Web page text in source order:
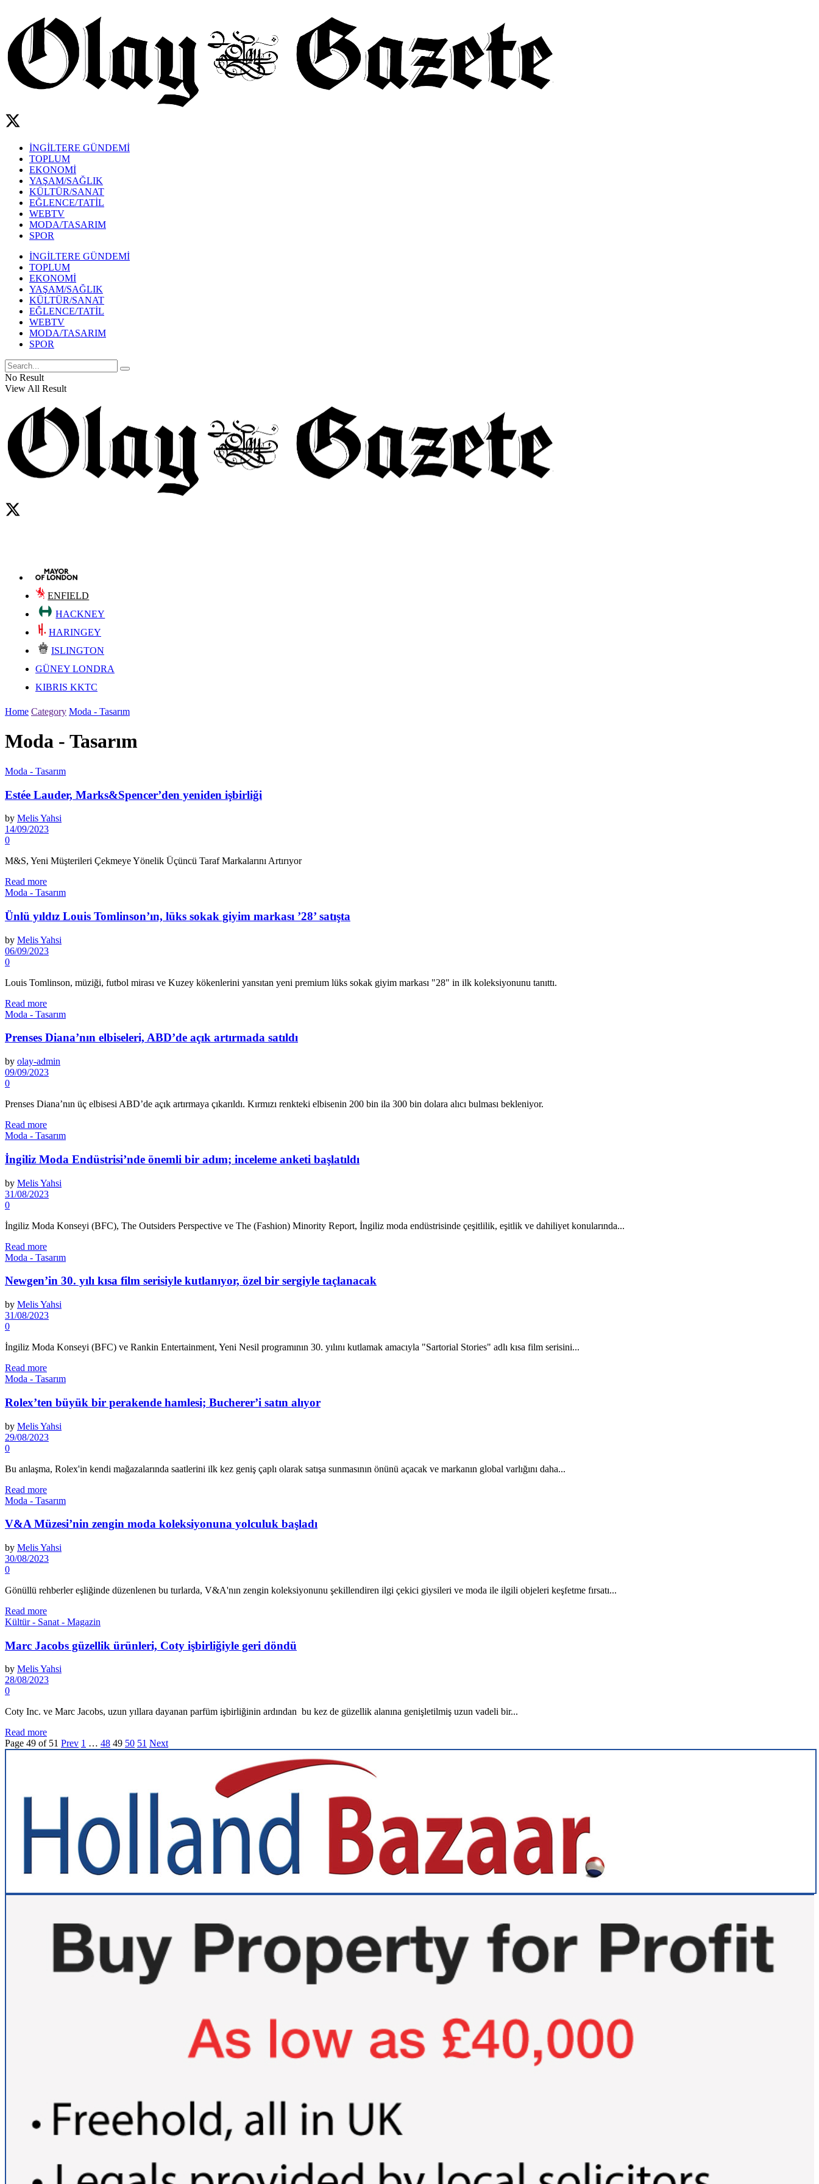
İNGİLTERE GÜNDEMİ
TOPLUM
EKONOMİ
YAŞAM/SAĞLIK
KÜLTÜR/SANAT
EĞLENCE/TATİL
WEBTV
MODA/TASARIM
SPOR
İNGİLTERE GÜNDEMİ
TOPLUM
EKONOMİ
YAŞAM/SAĞLIK
KÜLTÜR/SANAT
EĞLENCE/TATİL
WEBTV
MODA/TASARIM
SPOR
No Result
View All Result
ENFIELD
HACKNEY
HARINGEY
ISLINGTON
GÜNEY LONDRA
KIBRIS KKTC
Home Category Moda - Tasarım
Moda - Tasarım
Moda - Tasarım
Estée Lauder, Marks&Spencer’den yeniden işbirliği
by Melis Yahsi
14/09/2023
0
M&S, Yeni Müşterileri Çekmeye Yönelik Üçüncü Taraf Markalarını Artırıyor
Read more
Moda - Tasarım
Ünlü yıldız Louis Tomlinson’ın, lüks sokak giyim markası ’28’ satışta
by Melis Yahsi
06/09/2023
0
Louis Tomlinson, müziği, futbol mirası ve Kuzey kökenlerini yansıtan yeni premium lüks sokak giyim markası "28" in ilk koleksiyonunu tanıttı.
Read more
Moda - Tasarım
Prenses Diana’nın elbiseleri, ABD’de açık artırmada satıldı
by olay-admin
09/09/2023
0
Prenses Diana’nın üç elbisesi ABD’de açık artırmaya çıkarıldı. Kırmızı renkteki elbisenin 200 bin ila 300 bin dolara alıcı bulması bekleniyor.
Read more
Moda - Tasarım
İngiliz Moda Endüstrisi’nde önemli bir adım; inceleme anketi başlatıldı
by Melis Yahsi
31/08/2023
0
İngiliz Moda Konseyi (BFC), The Outsiders Perspective ve The (Fashion) Minority Report, İngiliz moda endüstrisinde çeşitlilik, eşitlik ve dahiliyet konularında...
Read more
Moda - Tasarım
Newgen’in 30. yılı kısa film serisiyle kutlanıyor, özel bir sergiyle taçlanacak
by Melis Yahsi
31/08/2023
0
İngiliz Moda Konseyi (BFC) ve Rankin Entertainment, Yeni Nesil programının 30. yılını kutlamak amacıyla "Sartorial Stories" adlı kısa film serisini...
Read more
Moda - Tasarım
Rolex’ten büyük bir perakende hamlesi; Bucherer’i satın alıyor
by Melis Yahsi
29/08/2023
0
Bu anlaşma, Rolex'in kendi mağazalarında saatlerini ilk kez geniş çaplı olarak satışa sunmasının önünü açacak ve markanın global varlığını daha...
Read more
Moda - Tasarım
V&A Müzesi’nin zengin moda koleksiyonuna yolculuk başladı
by Melis Yahsi
30/08/2023
0
Gönüllü rehberler eşliğinde düzenlenen bu turlarda, V&A'nın zengin koleksiyonunu şekillendiren ilgi çekici giysileri ve moda ile ilgili objeleri keşfetme fırsatı...
Read more
Kültür - Sanat - Magazin
Marc Jacobs güzellik ürünleri, Coty işbirliğiyle geri döndü
by Melis Yahsi
28/08/2023
0
Coty Inc. ve Marc Jacobs, uzun yıllara dayanan parfüm işbirliğinin ardından bu kez de güzellik alanına genişletilmiş uzun vadeli bir...
Read more
Page 49 of 51 Prev 1 … 48 49 50 51 Next